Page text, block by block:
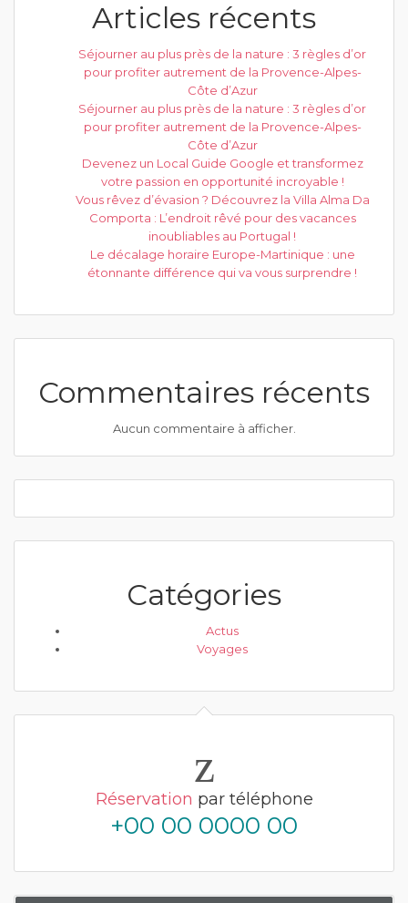
Articles récents
Séjourner au plus près de la nature : 3 règles d’or
pour profiter autrement de la Provence-Alpes-
Côte d’Azur
Séjourner au plus près de la nature : 3 règles d’or
pour profiter autrement de la Provence-Alpes-
Côte d’Azur
Devenez un Local Guide Google et transformez
votre passion en opportunité incroyable !
Vous rêvez d’évasion ? Découvrez la Villa Alma Da
Comporta : L’endroit rêvé pour des vacances
inoubliables au Portugal !
Le décalage horaire Europe-Martinique : une
étonnante différence qui va vous surprendre !
Commentaires récents
Aucun commentaire à afficher.
Catégories
Actus
Voyages
Réservation par téléphone
+00 00 0000 00